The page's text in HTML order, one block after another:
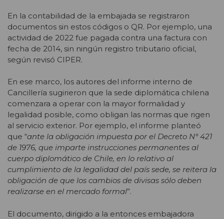
En la contabilidad de la embajada se registraron
documentos sin estos códigos o QR. Por ejemplo, una
actividad de 2022 fue pagada contra una factura con
fecha de 2014, sin ningún registro tributario oficial,
según revisó CIPER.
En ese marco, los autores del informe interno de
Cancillería sugirieron que la sede diplomática chilena
comenzara a operar con la mayor formalidad y
legalidad posible, como obligan las normas que rigen
al servicio exterior. Por ejemplo, el informe planteó
que “ante la obligación impuesta por el Decreto N° 421
de 1976, que imparte instrucciones permanentes al
cuerpo diplomático de Chile, en lo relativo al
cumplimiento de la legalidad del país sede, se reitera la
obligación de que los cambios de divisas sólo deben
realizarse en el mercado formal”.
El documento, dirigido a la entonces embajadora